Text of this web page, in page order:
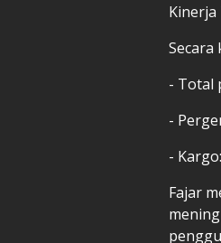
Secara
- Total
-
-
Fajar